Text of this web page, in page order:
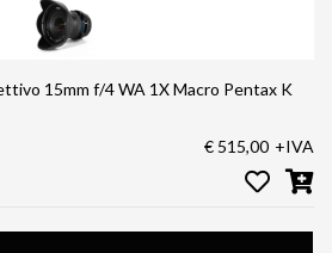
Laowa Venus Optics obiettivo 15mm f/4 WA 1X Macro Pentax K
€ 515,00 +IVA